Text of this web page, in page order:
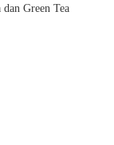
Green Tea